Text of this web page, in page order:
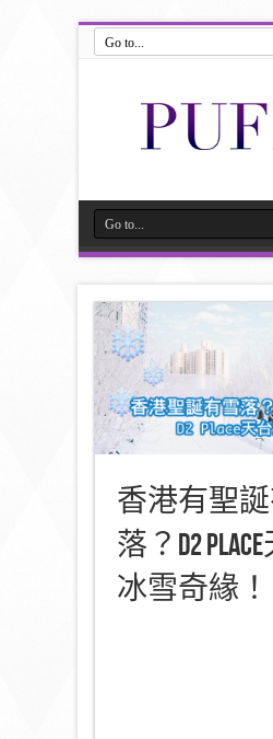
香港有聖
落？D2
冰雪奇緣！